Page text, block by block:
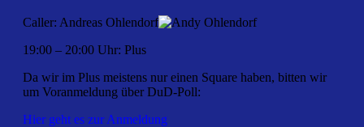
Caller: Andreas Ohlendorf
19:00 – 20:00 Uhr: Plus
Da wir im Plus meistens nur einen Square haben, bitten wir
um Voranmeldung über DuD-Poll:
Hier geht es zur Anmeldung